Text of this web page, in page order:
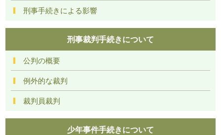
刑事手続きによる影響
刑事裁判手続きについて
公判の概要
例外的な裁判
裁判員裁判
少年事件手続きについて